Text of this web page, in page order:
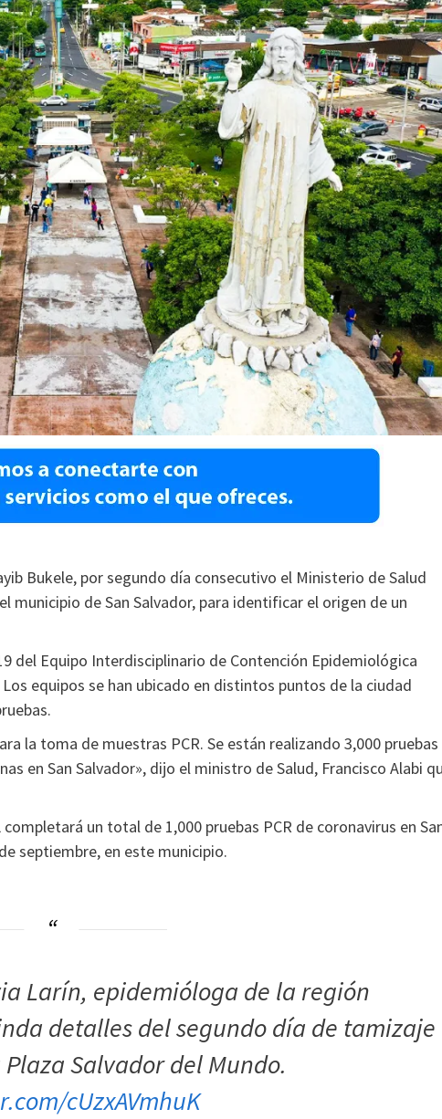
Bukele, por segundo día consecutivo el Ministerio de Salud
municipio de San Salvador, para identificar el origen de un
del Equipo Interdisciplinario de Contención Epidemiológica
equipos se han ubicado en distintos puntos de la ciudad
la toma de muestras PCR. Se están realizando 3,000 pruebas
en San Salvador», dijo el ministro de Salud, Francisco Alabi
un total de 1,000 pruebas PCR de coronavirus en
septiembre, en este municipio.
Larín, epidemióloga de la región
detalles del segundo día de tamizaje
Salvador del Mundo.
cUzxAVmhuK